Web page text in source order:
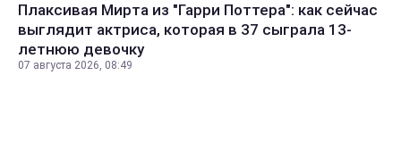
Плаксивая Мирта из "Гарри Поттера": как сейчас
выглядит актриса, которая в 37 сыграла 13-
летнюю девочку
07 августа 2026, 08:49